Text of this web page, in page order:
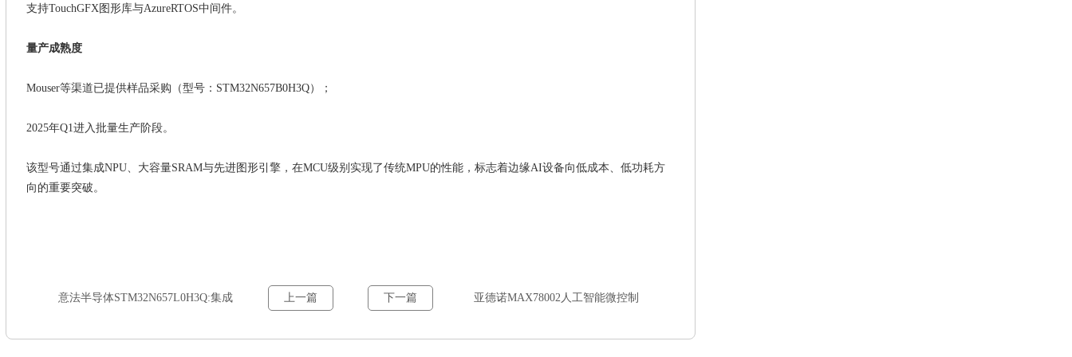
支持TouchGFX图形库与AzureRTOS中间件。
‌量产成熟度
Mouser等渠道已提供样品采购（型号：STM32N657B0H3Q）；
2025年Q1进入批量生产阶段。
该型号通过集成NPU、大容量SRAM与先进图形引擎，在MCU级别实现了传统MPU的性能，标志着边缘AI设备向低成本、低功耗方
向的重要突破。
意法半导体STM32N657L0H3Q:集成
上一篇 下一篇
亚德诺MAX78002人工智能微控制